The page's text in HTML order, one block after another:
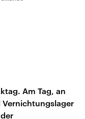
Am Tag, an
Vernichtungslager